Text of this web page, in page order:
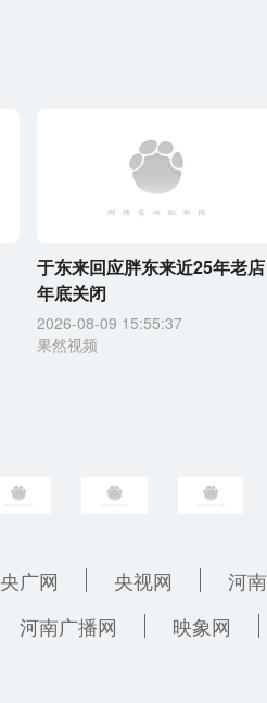
于东来回应胖东来近25年老店
年底关闭
2026-08-09 15:55:37
果然视频
央广网 央视网
河
河南广播网 映象网